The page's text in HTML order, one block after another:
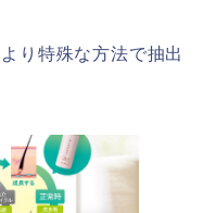
り特殊な方法で抽出